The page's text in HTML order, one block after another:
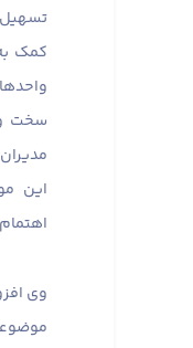
کمک
سخت
این
وی